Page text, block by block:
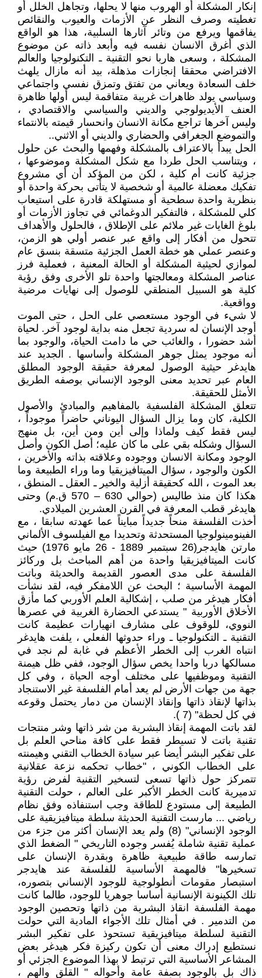
إنكار المشكلة أو الهروب منها لا يحلها، وتجاهل الخلل أو
تغطيته وصرف النظر عن الأزمات والعيوب والنقائص
يفاقمها ويرفع من وتائر آثارها السلبية، هذا هو الواقع
الذي أغرق الانسان نفسه فيه وأبعد ذاته عن موضوع
المشكلة ، وسعى هاربا نحو التقنية ـ التكنولوجيا والعالم
الافتراضي محققا إنجازات مذهلة، بيد أنه مازال يلهث
خلف السعادة ويعاني من تفتق وتمزق نفسي واجتماعي
وسياسي يولد ظاهرات غريبة متفاقمة ليس أولها ظاهرة
العنف الأيديولوجي والديني والسياسي والاقتصادي ،
وليس آخرها تراجع مكانة الانسان وانحسار قيمته بالانتماء
والتموضع الجغرافي والحضاري والديني أو الاثني..
الحل يبدأ بالاعتراف بالمشكلة وفهمها والبحث عن حلول
، ويتناسب الحل طردا مع شكل المشكلة وموضوعها ،
جزئية كانت أم كلية ، لكن من المؤكد أن أي مشروع
تفكيك معضلة عالمية أو شخصية لا يتأتى بحركة واحدة أو
بنظرية واحدة سطحية أو مستهلكة قادرة على استيعاب
كلي للمشكلة ، فالتفكير الدوغمائي في تجاوز الأزمات أو
بلوغ الغايات غير ملائم على الإطلاق ، فالحلول والأهداف
تتحول من أفكار إلى واقع عبر عنصر أولي هو الزمن،
وعنصر عملي هو خطة العمل الجزئية متسقة بنسق عام
لموازي لحيثية المشكلة أو الحالة المعنية ، فعملية فرز
عناصر المشكلة ومعالجتها واحدة تلو الأخرى وفق رؤية
كلية هو السبيل المنطقي للوصول إلى نهايات مرضية
وواقعية.
لا شيء في الوجود مستعصي على الحل ، حتى الموت
أوجد الإنسان له سردية تجعل منه بداية لوجود آخر. لحياة
أشد حضورا ، والغائب حي ما دامت الحياة، والوجود بما
أنه موجود يمثل جوهر المشكلة وأساسها . الجديد عند
هايدغر حيثية الوصول لمعرفة حقيقة الوجود المطلق
العام عبر تحديد معنى الوجود الإنساني بوصفه الطريق
الأمثل للحقيقة.
تتعلق المشكلة الفلسفية بالمفاهيم والمبادئ والأصول
الكلية، كان وما يزال السؤال اليوناني حاضراً موجوداً ،
ليس فقط كيف ولماذا وإلى أين ومن أين، بل منهج
السؤال وشكله بقي على ما كان عليه؛ أصل الكون وأصل
الوجود ومكانة الانسان ووجوده وعلاقته بذاته والأخرين ،
الكون والوجود ، سؤال الميتافيزيقيا وما وراء الطبيعة وما
بعد الموت ، الله كحقيقة أزلية والخير ـ العقل ـ المنطق ،
هكذا كان منذ طاليس (حوالي 630 – 570 ق.م) وحتى
هايدغر قطب المعرفة في القرن العشرين الميلادي.
أخذت الفلسفة منحاً جديداً مبايناً عما عهدته سابقا ، مع
الفينومينولوجيا المستحدثة وتحديدا مع الفيلسوف الألماني
مارتن هايدجر(26 سبتمبر 1889 - 26 مايو 1976) حيث
كانت الميتافيزيقيا واحدة من أهم المباحث بل وركائز
الفلسفة على مدى العصور القديمة والحديثة وباتت
المهمة الأساسية ؛ البحث عن اللامفكر فيه، لقد نشأت
أفكار هيدغر من صلب ، إشكالية العلم الأوربي كما مأزق
الأخلاق الأوربية " يستدعي الحضارة الغربية في عصرها
النووي، للوقوف على مشارف انهيارات عظيمة كانت
التقنية ـ التكنولوجيا ـ وراء حدوثها الفعلي ، يلفت هايدغر
انتباه الغرب إلى الخطر الأعظم في غابة لم نجد في
مسالكها دربا واحدا يخص سؤال الوجود، ففي ظل هيمنة
التقنية وموظفيها على مختلف أوجه الحياة ، وفي كل
جهة من جهات الأرض لم يعد أمام الفلسفة غير الاستنجاد
بذاتها لإنقاذ ذاتها وإنقاذ الإنسان من دمار يحتمل وقوعه
في كل لحظة" (7 ).
لقد باتت المهمة إنقاذ البشرية من شر ذاتها وشر منتجات
تقنية باتت لا تسيطر فقط على كافة مناحي العلم بل
على تفكير البشر أيضا عبر سيادة الخطاب التقني وهيمنته
على الخطاب الكوني ، "خطاب تحكمه نزعة عقلانية
تتمركز حول ذاتها تسعى لتسخير التقنية لفرض رؤية
تدميرية كانت الخطر الأكبر على العالم ، حولت التقنية
الطبيعة إلى مستودع للطاقة وجب استنفاذه وفق نظام
رياضي ... مارست التقنية الحديثة سلطة ميتافيزيقية على
الوجود الإنساني" (8) ولم يعد الإنسان أكثر من جزء من
عملية تقنية شاملة يُفسر وجوده التاريخي " الضغط الذي
تمارسه طاقة طبيعية ظاهرة وبقدرة الإنسان على
تسخيرها" فالمهمة الأساسية للفلسفة عند هايدجر
استبصار مقومات أنطولوجية للوجود الإنساني بتصوره،
تلك الكينونة الإنسانية أساسا جوهريا للوجود، طالما كانت
مهمة الفلسفة انقاذ البشرية من ذاتها وتحصين الوجود
من التدمير . في أمثال تلك الأجواء المادية التي حولت
التقنية لسلطة ميتافيزيقية تستحوذ على تفكير البشر
نستطيع إدراك معنى أن تكون ركيزة فكر هيدغر بعض
المشاعر الأساسية التي ترتبط لا بهذا الموضوع الجزئي أو
ذاك بل بالوجود بصفة عامة وأحواله " القلق والهم ،